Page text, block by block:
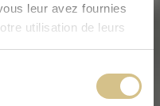
leur avez fournies
utilisation de leurs